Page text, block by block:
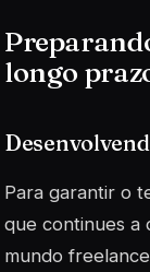
longo
Para garantir o
que continues a
mundo